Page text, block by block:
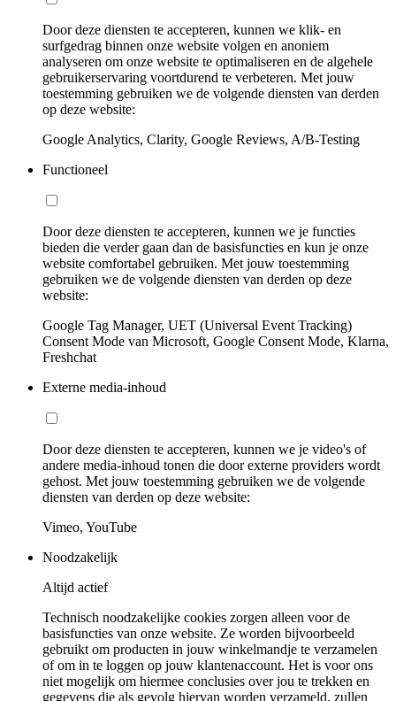
Door deze diensten te accepteren, kunnen we klik- en
surfgedrag binnen onze website volgen en anoniem
analyseren om onze website te optimaliseren en de algehele
gebruikerservaring voortdurend te verbeteren. Met jouw
toestemming gebruiken we de volgende diensten van derden
op deze website:
Google Analytics, Clarity, Google Reviews, A/B-Testing
Functioneel
Door deze diensten te accepteren, kunnen we je functies
bieden die verder gaan dan de basisfuncties en kun je onze
website comfortabel gebruiken. Met jouw toestemming
gebruiken we de volgende diensten van derden op deze
website:
Google Tag Manager, UET (Universal Event Tracking)
Consent Mode van Microsoft, Google Consent Mode, Klarna,
Freshchat
Externe media-inhoud
Door deze diensten te accepteren, kunnen we je video's of
andere media-inhoud tonen die door externe providers wordt
gehost. Met jouw toestemming gebruiken we de volgende
diensten van derden op deze website:
Vimeo, YouTube
Noodzakelijk
Altijd actief
Technisch noodzakelijke cookies zorgen alleen voor de
basisfuncties van onze website. Ze worden bijvoorbeeld
gebruikt om producten in jouw winkelmandje te verzamelen
of om in te loggen op jouw klantenaccount. Het is voor ons
niet mogelijk om hiermee conclusies over jou te trekken en
gegevens die als gevolg hiervan worden verzameld, zullen